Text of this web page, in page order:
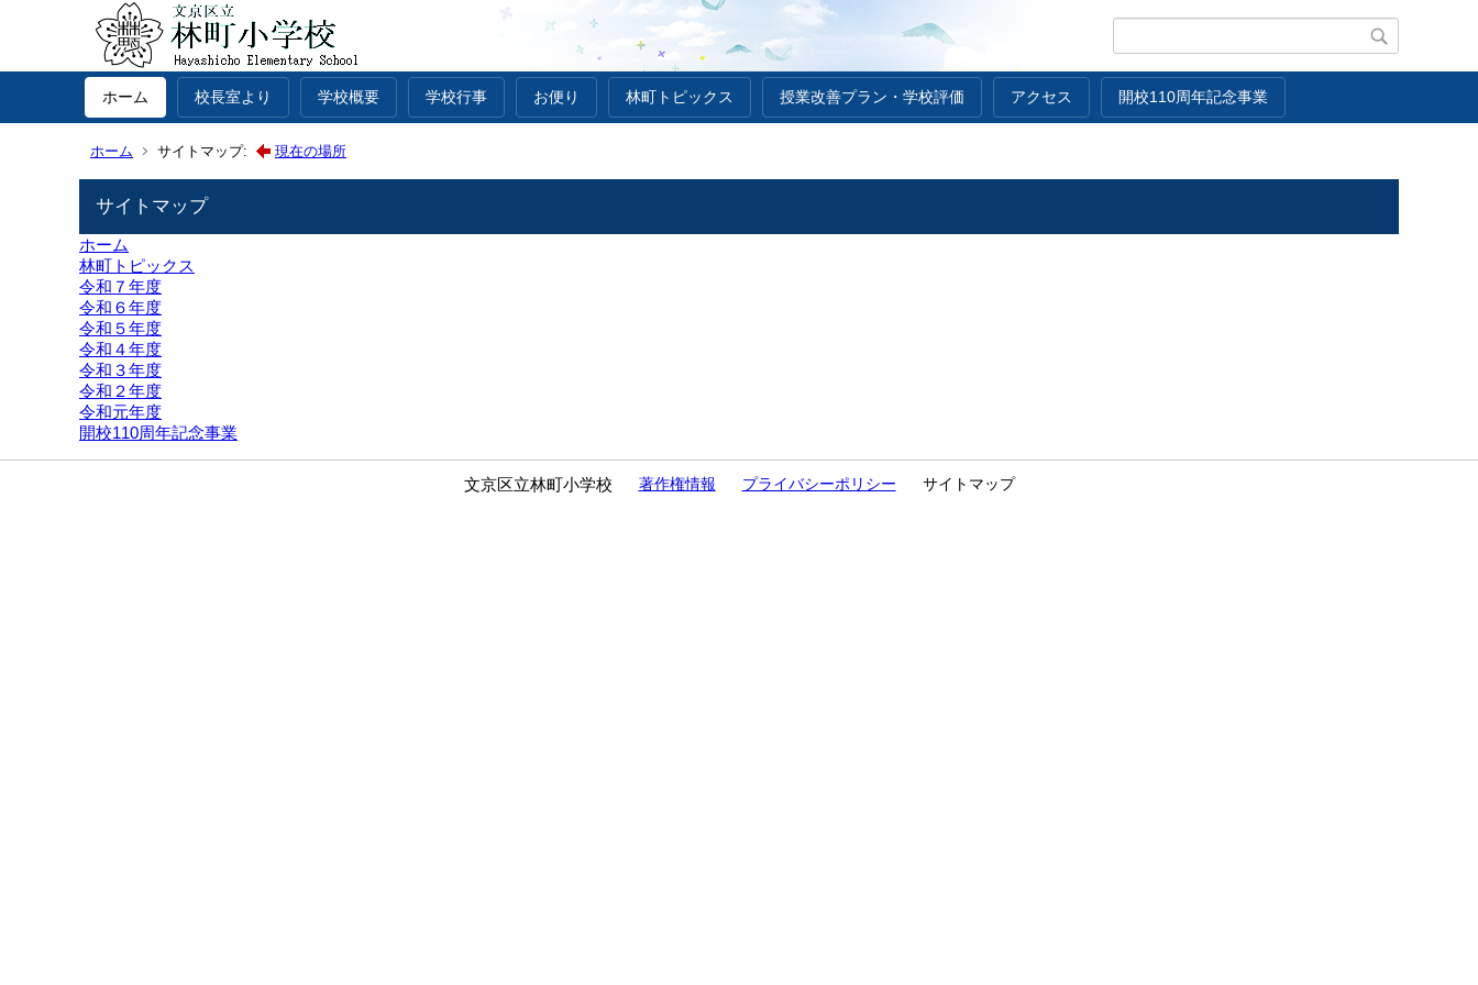
ホーム 校長室より 学校概要 学校行事 お便り 林町トピックス 授業改善プラン・学校評価 アクセス 開校110周年記念事業
ホーム サイトマップ: 現在の場所
サイトマップ
ホーム
林町トピックス
令和７年度
令和６年度
令和５年度
令和４年度
令和３年度
令和２年度
令和元年度
開校110周年記念事業
文京区立林町小学校 著作権情報 プライバシーポリシー サイトマップ